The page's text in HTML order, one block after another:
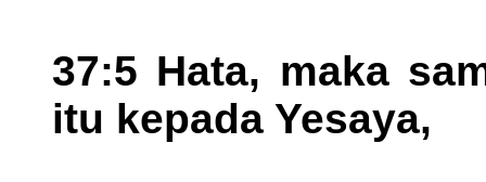
37:5 Hata, maka
itu kepada Yesaya,